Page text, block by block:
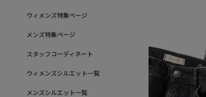
ウィメンズ特集ページ
メンズ特集ページ
スタッフコーディネート
ウィメンズシルエット一覧
メンズシルエット一覧